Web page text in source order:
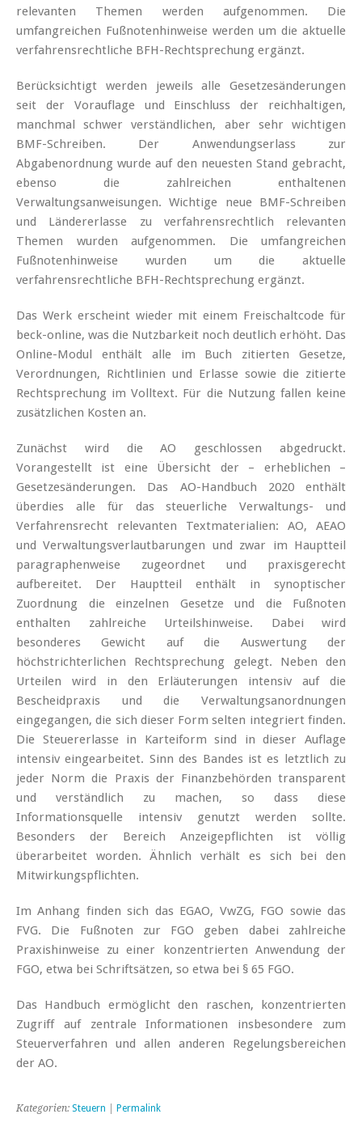
relevanten Themen werden aufgenommen. Die
umfangreichen Fußnotenhinweise werden um die aktuelle
verfahrensrechtliche BFH-Rechtsprechung ergänzt.
Berücksichtigt werden jeweils alle Gesetzesänderungen
seit der Vorauflage und Einschluss der reichhaltigen,
manchmal schwer verständlichen, aber sehr wichtigen
BMF-Schreiben. Der Anwendungserlass zur
Abgabenordnung wurde auf den neuesten Stand gebracht,
ebenso die zahlreichen enthaltenen
Verwaltungsanweisungen. Wichtige neue BMF-Schreiben
und Ländererlasse zu verfahrensrechtlich relevanten
Themen wurden aufgenommen. Die umfangreichen
Fußnotenhinweise wurden um die aktuelle
verfahrensrechtliche BFH-Rechtsprechung ergänzt.
Das Werk erscheint wieder mit einem Freischaltcode für
beck-online, was die Nutzbarkeit noch deutlich erhöht. Das
Online-Modul enthält alle im Buch zitierten Gesetze,
Verordnungen, Richtlinien und Erlasse sowie die zitierte
Rechtsprechung im Volltext. Für die Nutzung fallen keine
zusätzlichen Kosten an.
Zunächst wird die AO geschlossen abgedruckt.
Vorangestellt ist eine Übersicht der – erheblichen –
Gesetzesänderungen. Das AO-Handbuch 2020 enthält
überdies alle für das steuerliche Verwaltungs- und
Verfahrensrecht relevanten Textmaterialien: AO, AEAO
und Verwaltungsverlautbarungen und zwar im Hauptteil
paragraphenweise zugeordnet und praxisgerecht
aufbereitet. Der Hauptteil enthält in synoptischer
Zuordnung die einzelnen Gesetze und dieFußnoten
enthalten zahlreiche Urteilshinweise. Dabei wird
besonderes Gewicht auf die Auswertung der
höchstrichterlichen Rechtsprechung gelegt. Neben den
Urteilen wird in den Erläuterungen intensiv auf die
Bescheidpraxis und die Verwaltungsanordnungen
eingegangen, die sich dieser Form selten integriert finden.
Die Steuererlasse in Karteiform sind in dieser Auflage
intensiv eingearbeitet. Sinn des Bandes ist es letztlich zu
jeder Norm die Praxis der Finanzbehörden transparent
und verständlich zu machen, so dass diese
Informationsquelle intensiv genutzt werden sollte.
Besonders der Bereich Anzeigepflichten ist völlig
überarbeitet worden. Ähnlich verhält es sich bei den
Mitwirkungspflichten.
Im Anhang finden sich das EGAO, VwZG, FGO sowie das
FVG. Die Fußnoten zur FGO geben dabei zahlreiche
Praxishinweise zu einer konzentrierten Anwendung der
FGO, etwa bei Schriftsätzen, so etwa bei § 65 FGO.
Das Handbuch ermöglicht den raschen, konzentrierten
Zugriff auf zentrale Informationen insbesondere zum
Steuerverfahren und allen anderen Regelungsbereichen
der AO.
Kategorien: Steuern Permalink